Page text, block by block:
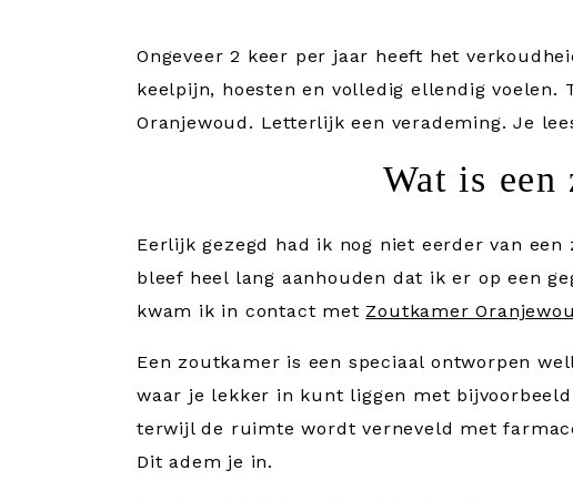
Ongeveer 2 keer per jaar heeft het
keelpijn, hoesten en volledig ellendig
Oranjewoud. Letterlijk een verademing. Je
Wat is een
Eerlijk gezegd had ik nog niet eerder van
bleef heel lang aanhouden dat ik er op een
kwam ik in contact met Zoutkamer
Een zoutkamer is een speciaal ontworpen
waar je lekker in kunt liggen met
terwijl de ruimte wordt verneveld met
Dit adem je in.